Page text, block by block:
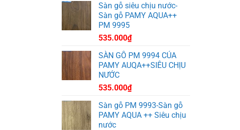
Sàn gỗ siêu chịu nước-
Sàn gỗ PAMY AQUA++
PM 9995
535.000₫
SÀN GỖ PM 9994 CỦA
PAMY AUQA++SIÊU CHỊU
NƯỚC
535.000₫
Sàn gỗ PM 9993-Sàn gỗ
PAMY AQUA ++ Siêu chịu
nước